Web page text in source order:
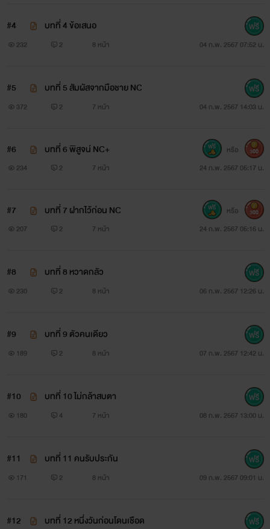
#4 บทที่ 4 ข้อเสนอ
232 2 8 หน้า 04 ก.พ. 2567 07:52 น.
#5 บทที่ 5 สัมผัสจากมือชาย NC
372 2 7 หน้า 04 ก.พ. 2567 14:03 น.
#6 บทที่ 6 พิสูจน์ NC+
234 2 7 หน้า 24 ก.พ. 2567 05:17 น.
หรือ 300
#7 บทที่ 7 ฝากไว้ก่อน NC
207 2 7 หน้า 24 ก.พ. 2567 05:16 น.
หรือ 300
#8 บทที่ 8 หวาดกลัว
230 2 8 หน้า 06 ก.พ. 2567 12:26 น.
#9 บทที่ 9 ตัวคนเดียว
189 2 8 หน้า 07 ก.พ. 2567 12:42 น.
#10 บทที่ 10 ไม่กล้าสบตา
180 4 7 หน้า 08 ก.พ. 2567 13:00 น.
#11 บทที่ 11 คนรับประกัน
171 2 8 หน้า 09 ก.พ. 2567 09:01 น.
#12 บทที่ 12 หนึ่งวันก่อนโดนเชือด